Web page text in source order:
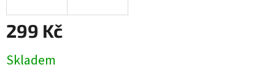
299 Kč
cena:
Skladem